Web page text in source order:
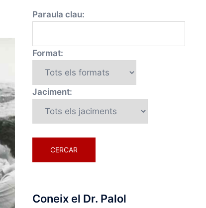
Paraula clau:
Format:
Jaciment:
Coneix el Dr. Palol